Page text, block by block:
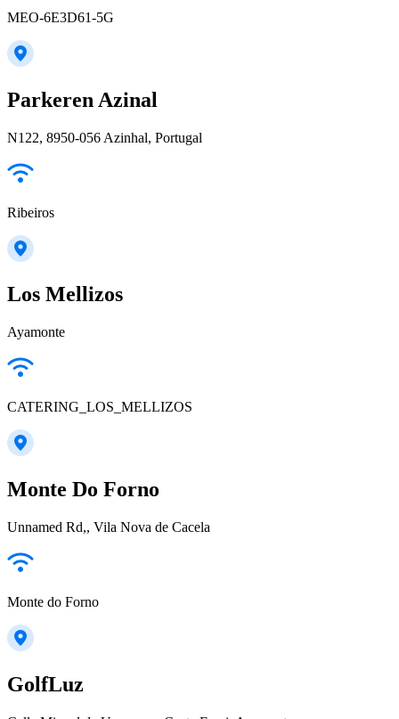
MEO-6E3D61-5G
Parkeren Azinal
N122, 8950-056 Azinhal, Portugal
Ribeiros
Los Mellizos
Ayamonte
CATERING_LOS_MELLIZOS
Monte Do Forno
Unnamed Rd,, Vila Nova de Cacela
Monte do Forno
GolfLuz